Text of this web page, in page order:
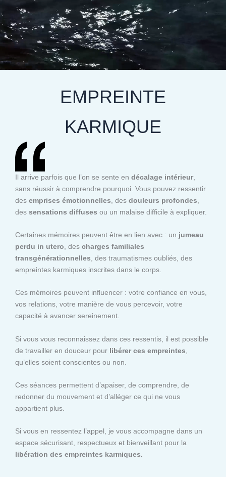
EMPREINTE
KARMIQUE
Il arrive parfois que l’on se sente en décalage intérieur,
sans réussir à comprendre pourquoi. Vous pouvez ressentir
des emprises émotionnelles , des douleurs profondes
des sensations diffuses ou un malaise difficile à expliquer.
Certaines mémoires peuvent être en lien avec : un jumeau
perdu in utero , des charges familiales
transgénérationnelles , des traumatismes oubliés, des
empreintes karmiques inscrites dans le corps.
Ces mémoires peuvent influencer : votre confiance en vous,
vos relations, votre manière de vous percevoir, votre
capacité à avancer sereinement.
Si vous vous reconnaissez dans ces ressentis, il est possible
de travailler en douceur pour libérer ces empreintes
qu’elles soient conscientes ou non.
Ces séances permettent d’apaiser, de comprendre, de
redonner du mouvement et d’alléger ce qui ne vous
appartient plus.
Si vous en ressentez l’appel, je vous accompagne dans un
espace sécurisant, respectueux et bienveillant pour la
libération des empreintes karmiques.